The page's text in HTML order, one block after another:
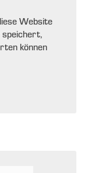
Website
speichert,
können